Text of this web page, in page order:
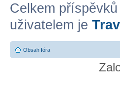
Celkem příspěvků
uživatelem je
Obsah fóra